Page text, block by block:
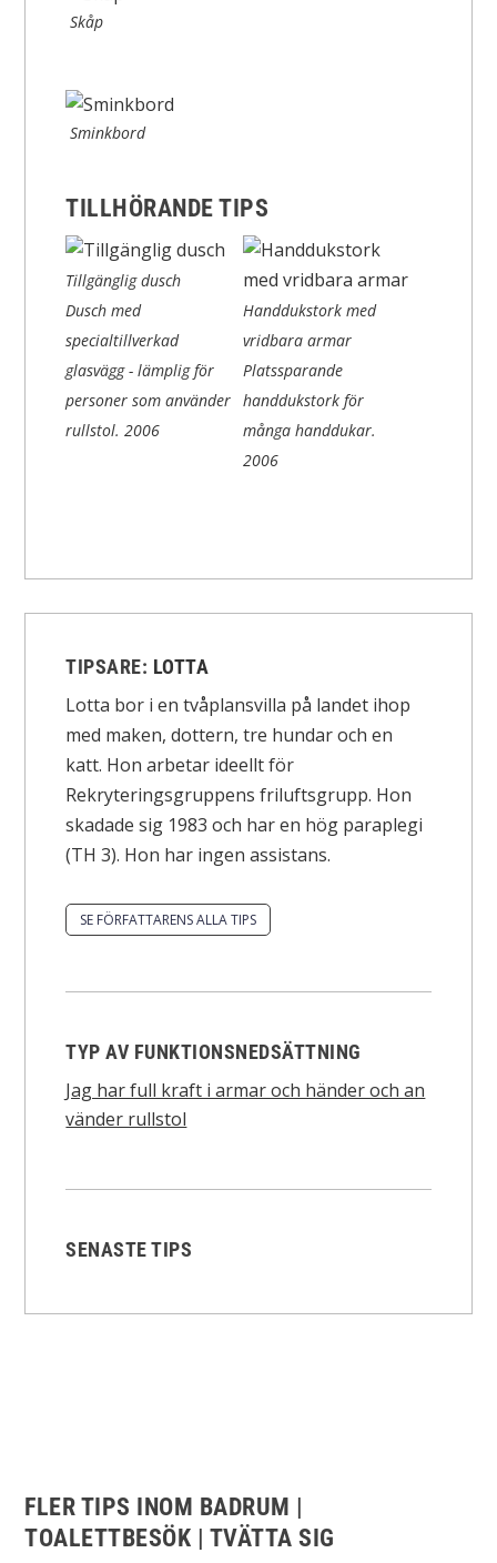
Skåp
Sminkbord
TILLHÖRANDE TIPS
Tillgänglig dusch
Dusch med
specialtillverkad
glasvägg - lämplig för
personer som använder
rullstol.2006
Handdukstork med
vridbara armar
Platssparande
handdukstork för
många handdukar.
2006
TIPSARE: LOTTA
Lotta bor i en tvåplansvilla på landet ihop
med maken, dottern, tre hundar och en
katt. Hon arbetar ideellt för
Rekryteringsgruppens friluftsgrupp. Hon
skadade sig 1983 och har en hög paraplegi
(TH 3). Hon har ingen assistans.
SE FÖRFATTARENS ALLA TIPS
TYP AV FUNKTIONSNEDSÄTTNING
Jag har full kraft i armar och händer och an
vänder rullstol
SENASTE TIPS
FLER TIPS INOM BADRUM |
TOALETTBESÖK | TVÄTTA SIG